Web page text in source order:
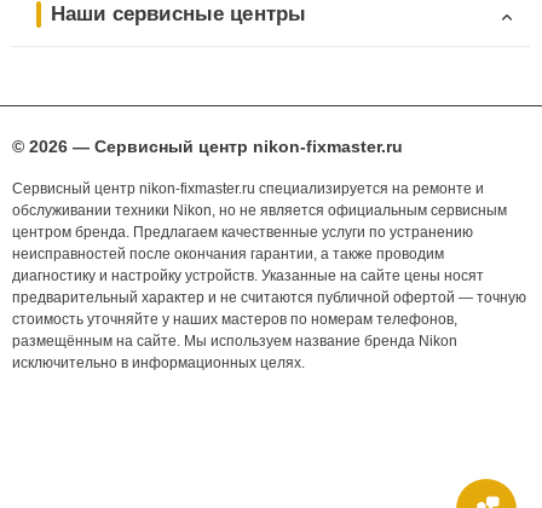
Наши сервисные центры
© 2026 — Сервисный центр nikon-fixmaster.ru
Сервисный центр nikon-fixmaster.ru специализируется на ремонте и
обслуживании техники Nikon, но не является официальным сервисным
центром бренда. Предлагаем качественные услуги по устранению
неисправностей после окончания гарантии, а также проводим
диагностику и настройку устройств. Указанные на сайте цены носят
предварительный характер и не считаются публичной офертой — точную
стоимость уточняйте у наших мастеров по номерам телефонов,
размещённым на сайте. Мы используем название бренда Nikon
исключительно в информационных целях.